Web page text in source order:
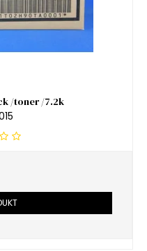
/toner /7.2k